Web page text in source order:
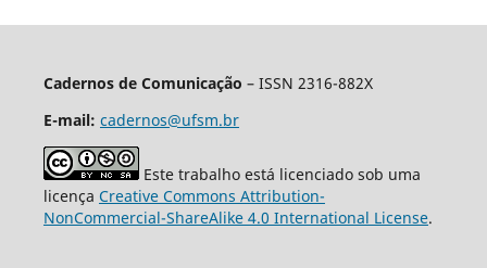
Cadernos de Comunicação – ISSN 2316-882X
E-mail: cadernos@ufsm.br
Este trabalho está licenciado sob uma
licença Creative Commons Attribution-
NonCommercial-ShareAlike 4.0 International License.